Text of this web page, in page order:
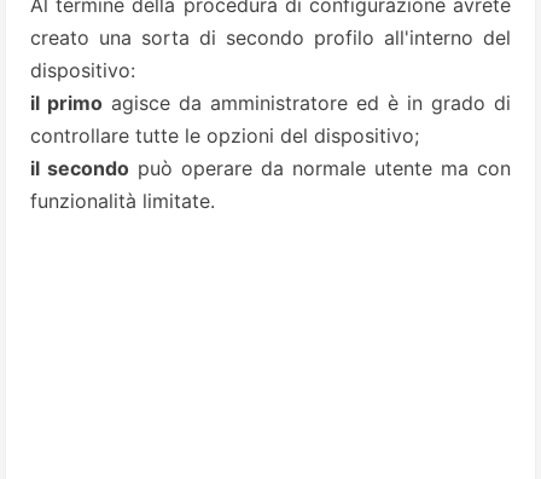
Al termine della procedura di configurazione avrete
creato una sorta di secondo profilo all'interno del
dispositivo:
il primo agisce da amministratore ed è in grado di
controllare tutte le opzioni del dispositivo;
il secondo può operare da normale utente ma con
funzionalità limitate.